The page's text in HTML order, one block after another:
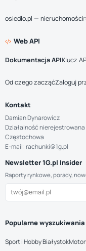
osiedlo.pl — nieruchomości
Web API
Dokumentacja APIKlucz
Od czego zacząćZaloguj
Kontakt
Damian Dynarowicz
Działalność nierejestrowana
Częstochowa
E-mail: rachunki@1g.pl
Newsletter 1G.pl Insider
Raporty rynkowe, porady,
Popularne wyszukiwania
Sport i Hobby Białystok